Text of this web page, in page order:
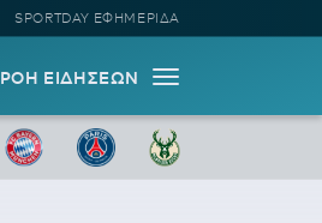
SPORTDAY ΕΦΗΜΕΡΙΔΑ
ΡΟΗ ΕΙΔΗΣΕΩΝ